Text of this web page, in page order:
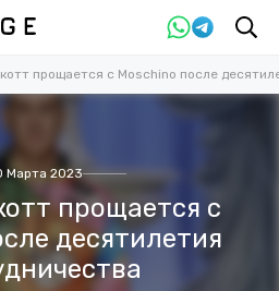
прощается с Moschino после
Марта 2023
прощается с
десятилетия